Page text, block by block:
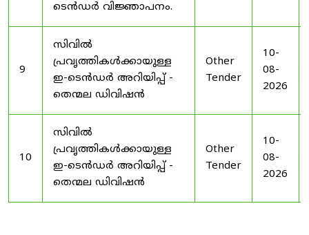
ടെൻഡർ വിജ്ഞാപനം.
9
സിവിൽ
പ്രവൃത്തികൾക്കായുള്ള
ഇ-ടെൻഡർ അറിയിപ്പ് -
തെന്മല ഡിവിഷൻ
Other
Tender
10-
08-
2026
10
സിവിൽ
പ്രവൃത്തികൾക്കായുള്ള
ഇ-ടെൻഡർ അറിയിപ്പ് -
തെന്മല ഡിവിഷൻ
Other
Tender
10-
08-
2026